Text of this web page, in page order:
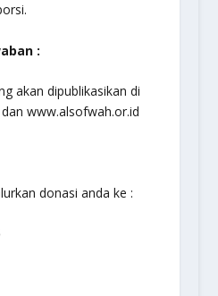
:
akan dipublikasikan di
www.alsofwah.or.id
donasi anda ke :